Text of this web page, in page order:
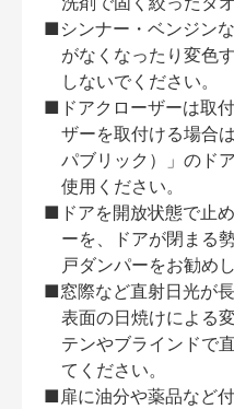
■シンナー・ベンジン
がなくなったり変色
しないでください。
■ドアクローザーは取
ザーを取付ける場合
パブリック）」のド
使用ください。
■ドアを開放状態で止
ーを、ドアが閉まる
戸ダンパーをお勧めし
■窓際など直射日光が
表面の日焼けによる
テンやブラインドで
てください。
■扉に油分や薬品など